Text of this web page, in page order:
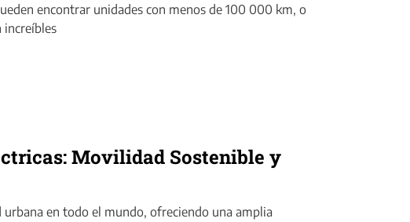
encontrar unidades con menos de 100 000 km, o
increíbles
Movilidad Sostenible y
en todo el mundo, ofreciendo una amplia